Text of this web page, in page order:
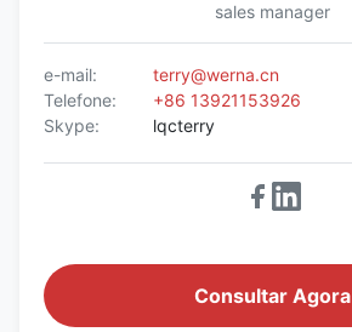
sales manager
e-mail:
terry@werna.cn
Telefone:
+86 13921153926
Skype:
lqcterry
Consultar Agora